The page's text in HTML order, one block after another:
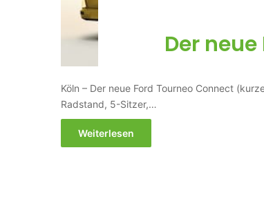
Der
Köln – Der neue Ford Tourneo Connect
Radstand, 5-Sitzer,…
Weiterlesen